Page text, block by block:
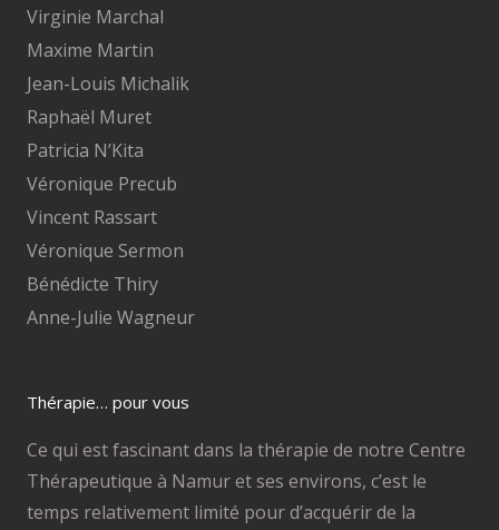
Virginie Marchal
Maxime Martin
Jean-Louis Michalik
Raphaël Muret
Patricia N’Kita
Véronique Precub
Vincent Rassart
Véronique Sermon
Bénédicte Thiry
Anne-Julie Wagneur
Thérapie… pour vous
Ce qui est fascinant dans la thérapie de notre Centre
Thérapeutique à Namur et ses environs, c’est le
temps relativement limité pour d’acquérir de la